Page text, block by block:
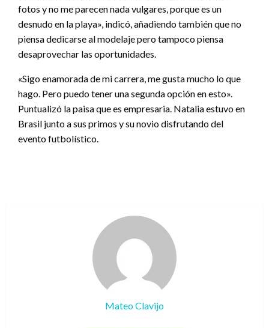
fotos y no me parecen nada vulgares, porque es un
desnudo en la playa», indicó, añadiendo también que no
piensa dedicarse al modelaje pero tampoco piensa
desaprovechar las oportunidades.
«Sigo enamorada de mi carrera, me gusta mucho lo que
hago. Pero puedo tener una segunda opción en esto».
Puntualizó la paisa que es empresaria. Natalia estuvo en
Brasil junto a sus primos y su novio disfrutando del
evento futbolístico.
Mateo Clavijo